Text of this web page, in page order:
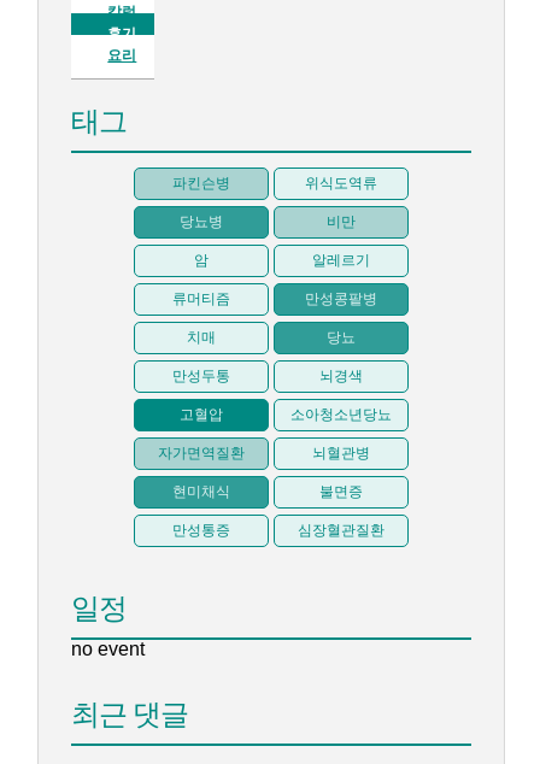
칼럼
후기
요리
태그
파킨슨병 위식도역류
당뇨병 비만
암 알레르기
류머티즘 만성콩팥병
치매 당뇨
만성두통 뇌경색
고혈압 소아청소년당뇨
자가면역질환 뇌혈관병
현미채식 불면증
만성통증 심장혈관질환
일정
no event
최근 댓글